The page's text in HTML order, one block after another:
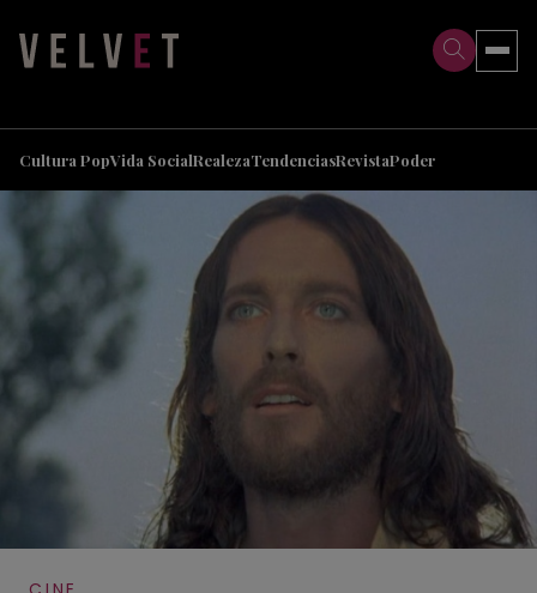
Cultura PopVida SocialRealezaTendenciasRevistaPoder